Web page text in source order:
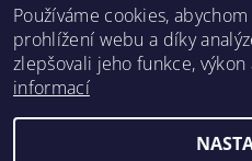
Používáme cookies,
prohlížení webu a díky
zlepšovali jeho funkce,
informací